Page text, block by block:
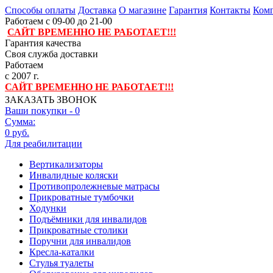
Способы оплаты Доставка О магазине Гарантия Контакты
Работаем с 09-00 до 21-00
САЙТ ВРЕМЕННО НЕ РАБОТАЕТ!!!
Гарантия качества
Своя служба доставки
Работаем
с 2007 г.
САЙТ ВРЕМЕННО НЕ РАБОТАЕТ!!!
ЗАКАЗАТЬ ЗВОНОК
Ваши покупки - 0
Сумма:
0 руб.
Для реабилитации
Вертикализаторы
Инвалидные коляски
Противопролежневые матрасы
Прикроватные тумбочки
Ходунки
Подъёмники для инвалидов
Прикроватные столики
Поручни для инвалидов
Кресла-каталки
Стулья туалеты